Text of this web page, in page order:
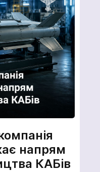
напрям
КАБів